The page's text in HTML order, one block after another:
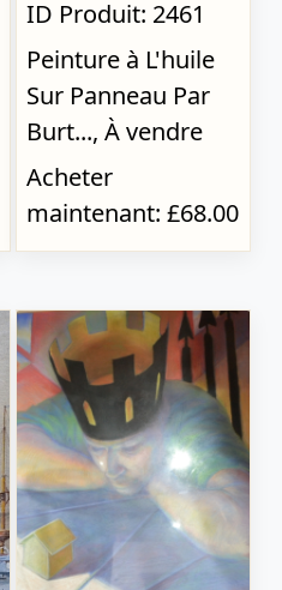
ID Produit: 2461
Peinture à L'huile
Sur Panneau Par
Burt..., À vendre
Acheter
maintenant: £68.00